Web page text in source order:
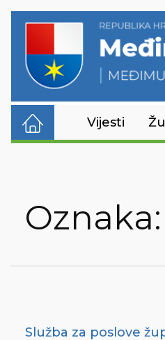
Vijesti
Oznaka:
Služba za poslove